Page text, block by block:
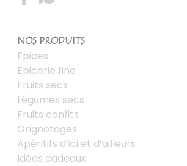
NOS PRODUITS
Epices
Epicerie fine
Fruits secs
Légumes secs
Fruits confits
Grignotages
Apéritifs d’ici et d’ailleurs
Idées cadeaux